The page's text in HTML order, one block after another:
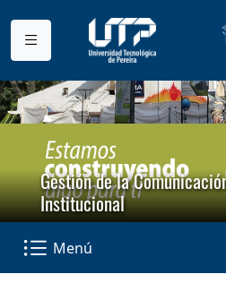
Gestión de la
Institucional
Menú